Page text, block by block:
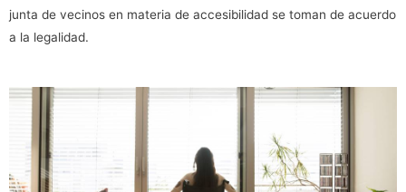
junta de vecinos en materia de accesibilidad se toman de acuerdo
a la legalidad.